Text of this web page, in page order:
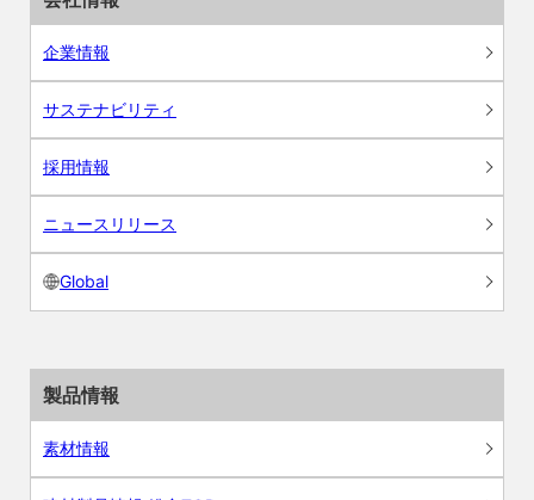
企業情報
サステナビリティ
採用情報
ニュースリリース
Global
製品情報
素材情報